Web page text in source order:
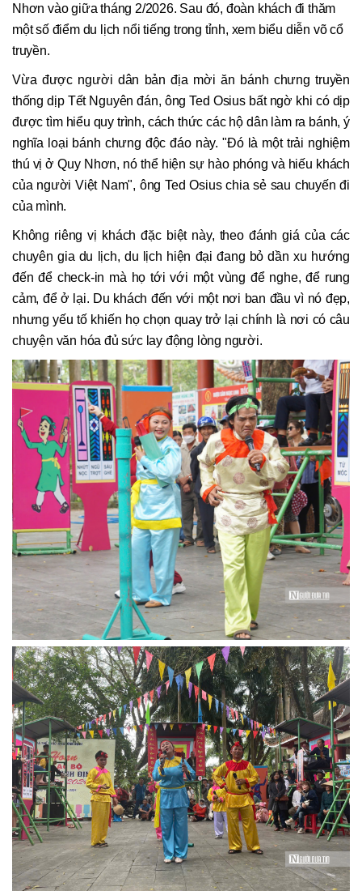
Nhơn vào giữa tháng 2/2026. Sau đó, đoàn khách đi thăm
một số điểm du lịch nổi tiếng trong tỉnh, xem biểu diễn võ cổ
truyền.
Vừa được người dân bản địa mời ăn bánh chưng truyền
thống dịp Tết Nguyên đán, ông Ted Osius bất ngờ khi có dịp
được tìm hiểu quy trình, cách thức các hộ dân làm ra bánh, ý
nghĩa loại bánh chưng độc đáo này. "Đó là một trải nghiệm
thú vị ở Quy Nhơn, nó thể hiện sự hào phóng và hiếu khách
của người Việt Nam", ông Ted Osius chia sẻ sau chuyến đi
của mình.
Không riêng vị khách đặc biệt này, theo đánh giá của các
chuyên gia du lịch, du lịch hiện đại đang bỏ dần xu hướng
đến để check-in mà họ tới với một vùng để nghe, để rung
cảm, để ở lại. Du khách đến với một nơi ban đầu vì nó đẹp,
nhưng yếu tố khiến họ chọn quay trở lại chính là nơi có câu
chuyện văn hóa đủ sức lay động lòng người.